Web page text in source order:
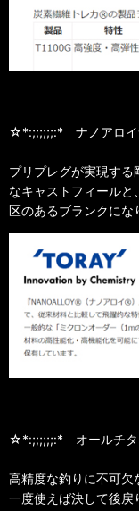
☆*:;;;;;;:* ナノアロ
プリプレグが実現す
なキャストフィール
区のあるブランクにな
☆*:;;;;;;:* オールチ
高精度な釣りに不可欠
一度使えば決して後戻